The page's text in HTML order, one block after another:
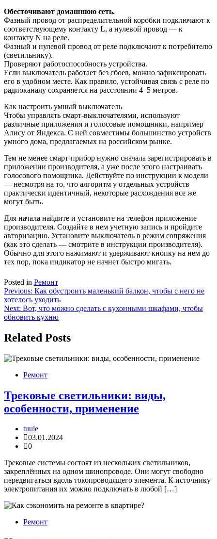
Обесточивают домашнюю сеть.
Фазный провод от распределительной коробки подключают к
соответствующему контакту L, а нулевой провод — к
контакту N на реле.
Фазный и нулевой провод от реле подключают к потребителю
(светильнику).
Проверяют работоспособность устройства.
Если выключатель работает без сбоев, можно зафиксировать
его в удобном месте. Как правило, устойчивая связь с реле по
радиоканалу сохраняется на расстоянии 4–5 метров.
Как настроить умный выключатель
Чтобы управлять смарт-выключателями, используют
различные приложения и голосовые помощники, например
Алису от Яндекса. С ней совместимы большинство устройств
умного дома, предлагаемых на российском рынке.
Тем не менее смарт-прибор нужно сначала зарегистрировать в
приложении производителя, а уже после этого настраивать
голосового помощника. Действуйте по инструкции к модели
— несмотря на то, что алгоритм у отдельных устройств
практически идентичный, некоторые расхождения все же
могут быть.
Для начала найдите и установите на телефон приложение
производителя. Создайте в нем учетную запись и пройдите
авторизацию. Установите выключатель в режим сопряжения
(как это сделать — смотрите в инструкции производителя).
Обычно для этого нажимают и удерживают кнопку на нем до
тех пор, пока индикатор не начнет быстро мигать.
Posted in Ремонт
Навигация
по
записям
Previous: Как обустроить маленький балкон, чтобы с него не
хотелось уходить
Next: Вот, что можно сделать с кухонными шкафами, чтобы
обновить кухню
Related Posts
Ремонт
Трековые светильники: виды,
особенности, применение
tuule
03.01.2024
0
Трековые системы состоят из нескольких светильников,
закреплённых на одном шинопроводе. Они могут свободно
передвигаться вдоль токопроводящего элемента. К источнику
электропитания их можно подключать в любой […]
Ремонт